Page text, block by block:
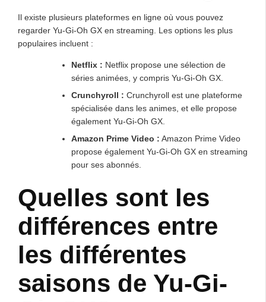
Il existe plusieurs plateformes en ligne où vous pouvez
regarder Yu-Gi-Oh GX en streaming. Les options les plus
populaires incluent :
Netflix : Netflix propose une sélection de
séries animées, y compris Yu-Gi-Oh GX.
Crunchyroll : Crunchyroll est une plateforme
spécialisée dans les animes, et elle propose
également Yu-Gi-Oh GX.
Amazon Prime Video : Amazon Prime Video
propose également Yu-Gi-Oh GX en streaming
pour ses abonnés.
Quelles sont les
différences entre
les différentes
saisons de Yu-Gi-